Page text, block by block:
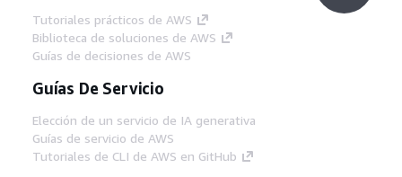
Tutoriales prácticos de AWS
Biblioteca de soluciones de AWS
Guías de decisiones de AWS
Guías De Servicio
Elección de un servicio de IA generativa
Guías de servicio de AWS
Tutoriales de CLI de AWS en GitHub